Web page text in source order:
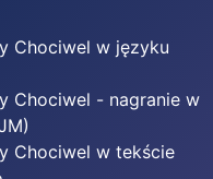
Chociwel w języku
Chociwel - nagranie w
Chociwel w tekście